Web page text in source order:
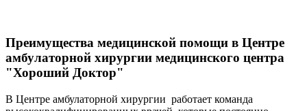
Преимущества медицинской помощи в Центре
амбулаторной хирургии медицинского центра
"Хороший Доктор"
В Центре амбулаторной хирургии работает команда